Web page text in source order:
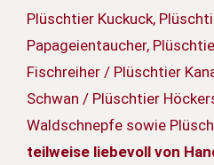
Plüschtier Kuckuck,
Papageientaucher,
Fischreiher / Plüschtier
Schwan / Plüschtier
Waldschnepfe sowie
teilweise liebevoll von